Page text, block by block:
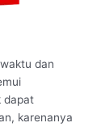
dan
dapat
karenanya